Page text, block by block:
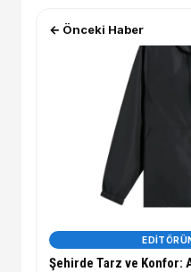
← Önceki Haber
Şehirde Tarz ve Konfor: